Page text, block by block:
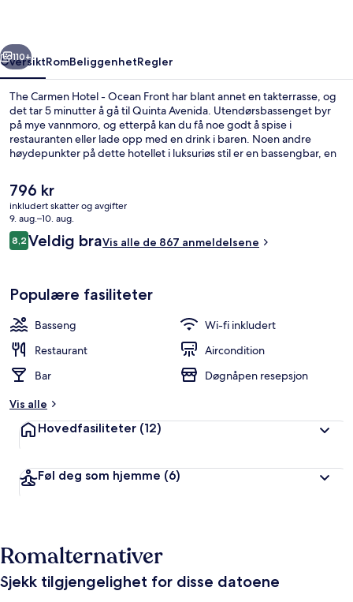
Neste
110+
OversiktRomBeliggenhetRegler
The Carmen Hotel - Ocean Front har blant annet en takterrasse, og
det tar 5 minutter å gå til Quinta Avenida. Utendørsbassenget byr
på mye vannmoro, og etterpå kan du få noe godt å spise i
restauranten eller lade opp med en drink i baren. Noen andre
høydepunkter på dette hotellet i luksuriøs stil er en bassengbar, en
skryter av bassenget og den vennlige betjeningen.
Den
nåværende
prisen
er
796 kr
796 kr
inkludert skatter og avgifter
9. aug.–10. aug.
Anmeldelser
8,28,2 av 10 –
Veldig braVis alle de 867 anmeldelsene
Populære fasiliteter
Basseng
Wi-fi inkludert
Restaurant
Aircondition
Bar
Døgnåpen resepsjon
Vis alle
Hovedfasiliteter (12)
Føl deg som hjemme (6)
Romalternativer
Sjekk tilgjengelighet for disse datoene